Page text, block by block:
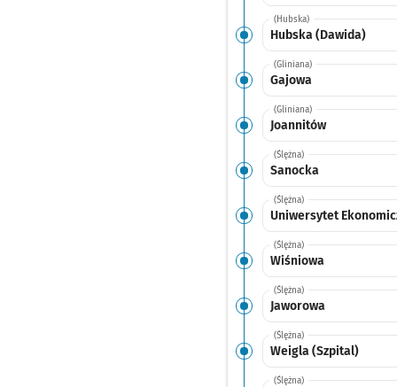
(Hubska)
Hubska (Dawida)
(Gliniana)
Gajowa
(Gliniana)
Joannitów
(Ślężna)
Sanocka
(Ślężna)
Uniwersytet
(Ślężna)
Wiśniowa
(Ślężna)
Jaworowa
(Ślężna)
Weigla (Szpital)
(Ślężna)